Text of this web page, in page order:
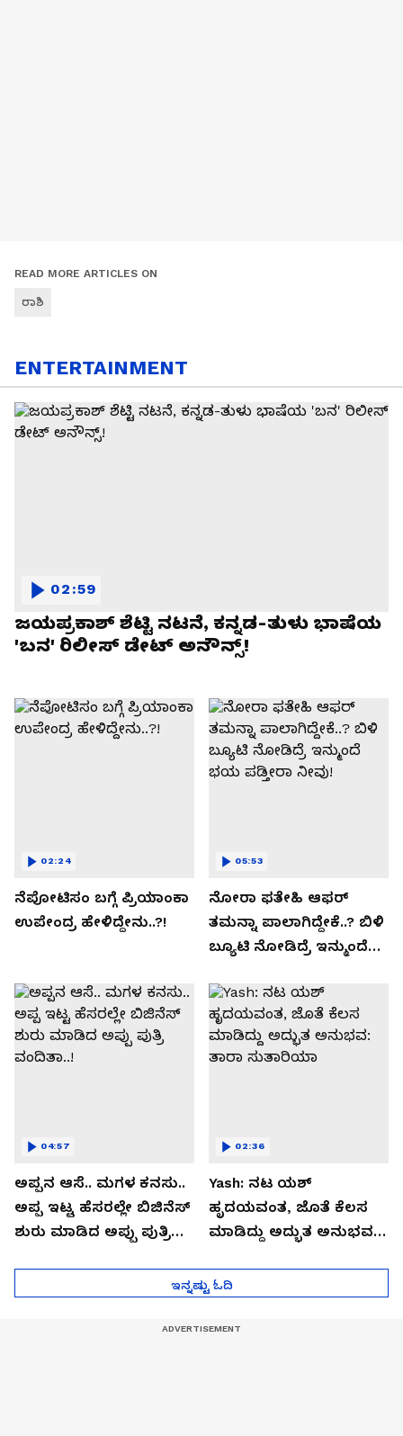
READ MORE ARTICLES ON
ರಾಶಿ
ENTERTAINMENT
ಜಯಪ್ರಕಾಶ್ ಶೆಟ್ಟಿ ನಟನೆ, ಕನ್ನಡ-ತುಳು ಭಾಷೆಯ
'ಬನ' ರಿಲೀಸ್ ಡೇಟ್ ಅನೌನ್ಸ್!
02:59
ನೆಪೋಟಿಸಂ ಬಗ್ಗೆ ಪ್ರಿಯಾಂಕಾ
ಉಪೇಂದ್ರ ಹೇಳಿದ್ದೇನು..?!
02:24
ನೋರಾ ಫತೇಹಿ ಆಫರ್​
ತಮನ್ನಾ ಪಾಲಾಗಿದ್ದೇಕೆ..? ಬಿಳಿ
ಬ್ಯೂಟಿ ನೋಡಿದ್ರೆ ಇನ್ಮುಂದೆ
05:53
ಅಪ್ಪನ ಆಸೆ.. ಮಗಳ ಕನಸು..
ಅಪ್ಪ ಇಟ್ಟ ಹೆಸರಲ್ಲೇ ಬಿಜಿನೆಸ್​
ಶುರು ಮಾಡಿದ ಅಪ್ಪು ಪುತ್ರಿ
04:57
Yash: ನಟ ಯಶ್​
ಹೃದಯವಂತ, ಜೊತೆ ಕೆಲಸ
ಮಾಡಿದ್ದು ಅದ್ಭುತ ಅನುಭವ:
02:36
ಇನ್ನಷ್ಟು ಓದಿ